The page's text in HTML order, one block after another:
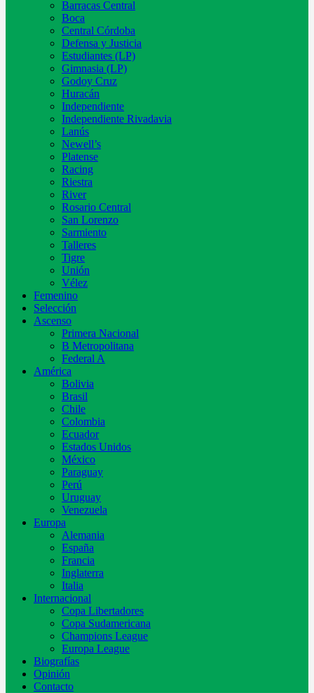
Barracas Central
Boca
Central Córdoba
Defensa y Justicia
Estudiantes (LP)
Gimnasia (LP)
Godoy Cruz
Huracán
Independiente
Independiente Rivadavia
Lanús
Newell’s
Platense
Racing
Riestra
River
Rosario Central
San Lorenzo
Sarmiento
Talleres
Tigre
Unión
Vélez
Femenino
Selección
Ascenso
Primera Nacional
B Metropolitana
Federal A
América
Bolivia
Brasil
Chile
Colombia
Ecuador
Estados Unidos
México
Paraguay
Perú
Uruguay
Venezuela
Europa
Alemania
España
Francia
Inglaterra
Italia
Internacional
Copa Libertadores
Copa Sudamericana
Champions League
Europa League
Biografías
Opinión
Contacto